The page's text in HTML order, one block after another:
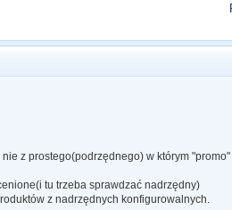
z prostego(podrzędnego) w którym
tu trzeba sprawdzać nadrzędny)
z nadrzędnych konfigurowalnych.